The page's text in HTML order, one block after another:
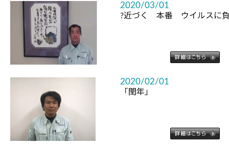
2020/03/01
?近づく 本番 ウイルスに負
2020/02/01
「閏年」